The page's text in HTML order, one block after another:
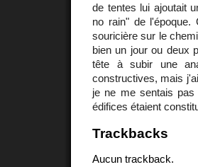
de tentes lui ajoutait
no rain" de l'époque.
souricière sur le
bien un jour ou deux
tête à subir une
constructives, mais
je ne me sentais
édifices étaient
Trackbacks
Aucun trackback.